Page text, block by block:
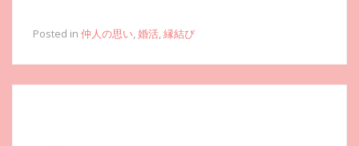
Posted in 仲人の思い,婚活,縁結び